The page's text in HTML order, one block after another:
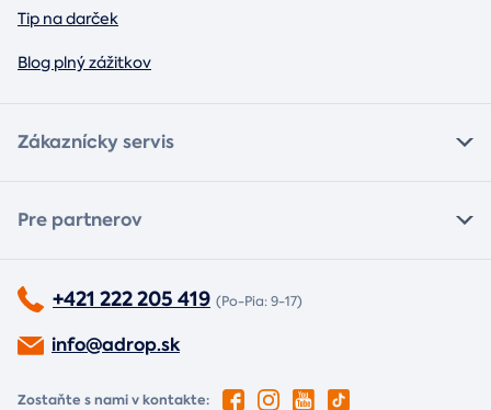
Tip na darček
Blog plný zážitkov
Zákaznícky servis
Pre partnerov
+421 222 205 419 (Po-Pia: 9-17)
info@adrop.sk
Zostaňte s nami v kontakte: